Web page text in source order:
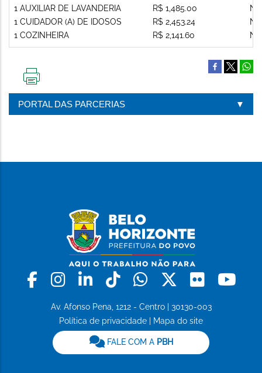
1 AUXILIAR DE LAVANDERIA
1 CUIDADOR (A) DE IDOSOS
1 COZINHEIRA
R$ 1,485.00
R$ 2,453.24
R$ 2,141.60
PÁGINA
PORTAL DAS PARCERIAS
Facebook
Instagram
LinkedinTiktokWhatsapp
X Flickr
Av. Afonso Pena, 1212 - Centro | 30130-003
Política de privacidade
Mapa do site
FALE COM A PBH